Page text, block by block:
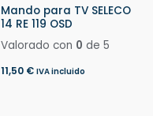
Mando para TV SELECO
14 RE 119 OSD
Valorado con 0 de 5
11,50 € IVA incluido